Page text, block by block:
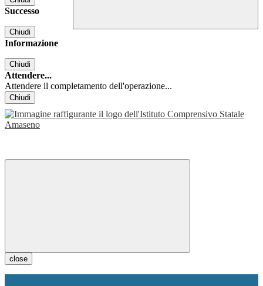
Successo
Chiudi
Informazione
Chiudi
Attendere...
Attendere il completamento dell'operazione...
Chiudi
close